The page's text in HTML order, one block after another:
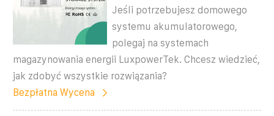
Jeśli potrzebujesz domowego
systemu akumulatorowego,
polegaj na systemach
magazynowania energii LuxpowerTek. Chcesz wiedzieć,
jak zdobyć wszystkie rozwiązania?
Bezpłatna Wycena